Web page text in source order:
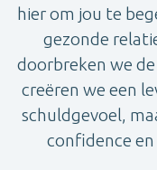
hier om jou te
gezonde
doorbreken we
creëren we een
schuldgevoel,
confidence